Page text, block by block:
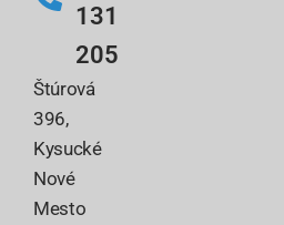
131
205
Štúrová
396,
Kysucké
Nové
Mesto